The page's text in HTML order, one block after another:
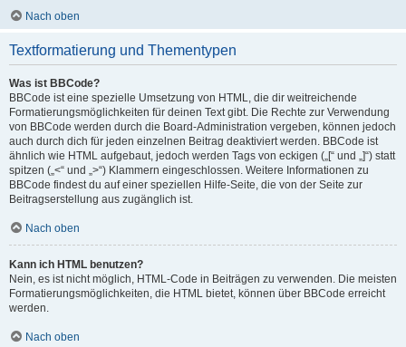
Nach oben
Textformatierung und Thementypen
Was ist BBCode?
BBCode ist eine spezielle Umsetzung von HTML, die dir weitreichende
Formatierungsmöglichkeiten für deinen Text gibt. Die Rechte zur Verwendung
von BBCode werden durch die Board-Administration vergeben, können jedoch
auch durch dich für jeden einzelnen Beitrag deaktiviert werden. BBCode ist
ähnlich wie HTML aufgebaut, jedoch werden Tags von eckigen („[“ und „]“) statt
spitzen („<“ und „>“) Klammern eingeschlossen. Weitere Informationen zu
BBCode findest du auf einer speziellen Hilfe-Seite, die von der Seite zur
Beitragserstellung aus zugänglich ist.
Nach oben
Kann ich HTML benutzen?
Nein, es ist nicht möglich, HTML-Code in Beiträgen zu verwenden. Die meisten
Formatierungsmöglichkeiten, die HTML bietet, können über BBCode erreicht
werden.
Nach oben